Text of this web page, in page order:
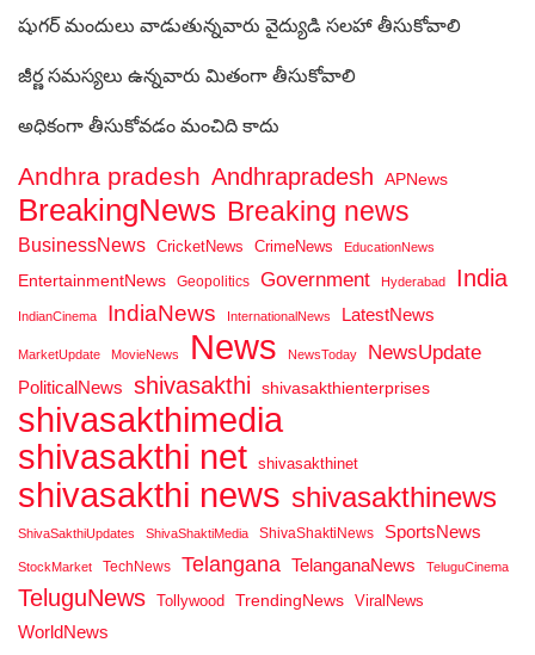
షుగర్ మందులు వాడుతున్నవారు వైద్యుడి సలహా తీసుకోవాలి
జీర్ణ సమస్యలు ఉన్నవారు మితంగా తీసుకోవాలి
అధికంగా తీసుకోవడం మంచిది కాదు
Andhra pradesh Andhrapradesh APNews
BreakingNews Breaking news
BusinessNews CricketNews CrimeNews EducationNews
EntertainmentNews Geopolitics Government Hyderabad India
IndianCinema IndiaNews InternationalNews LatestNews
MarketUpdate MovieNews News NewsToday NewsUpdate
PoliticalNews shivasakthi shivasakthienterprises
shivasakthimedia
shivasakthi net shivasakthinet
shivasakthi news shivasakthinews
ShivaSakthiUpdates ShivaShaktiMedia ShivaShaktiNews SportsNews
StockMarket TechNews Telangana TelanganaNews TeluguCinema
TeluguNews Tollywood TrendingNews ViralNews
WorldNews